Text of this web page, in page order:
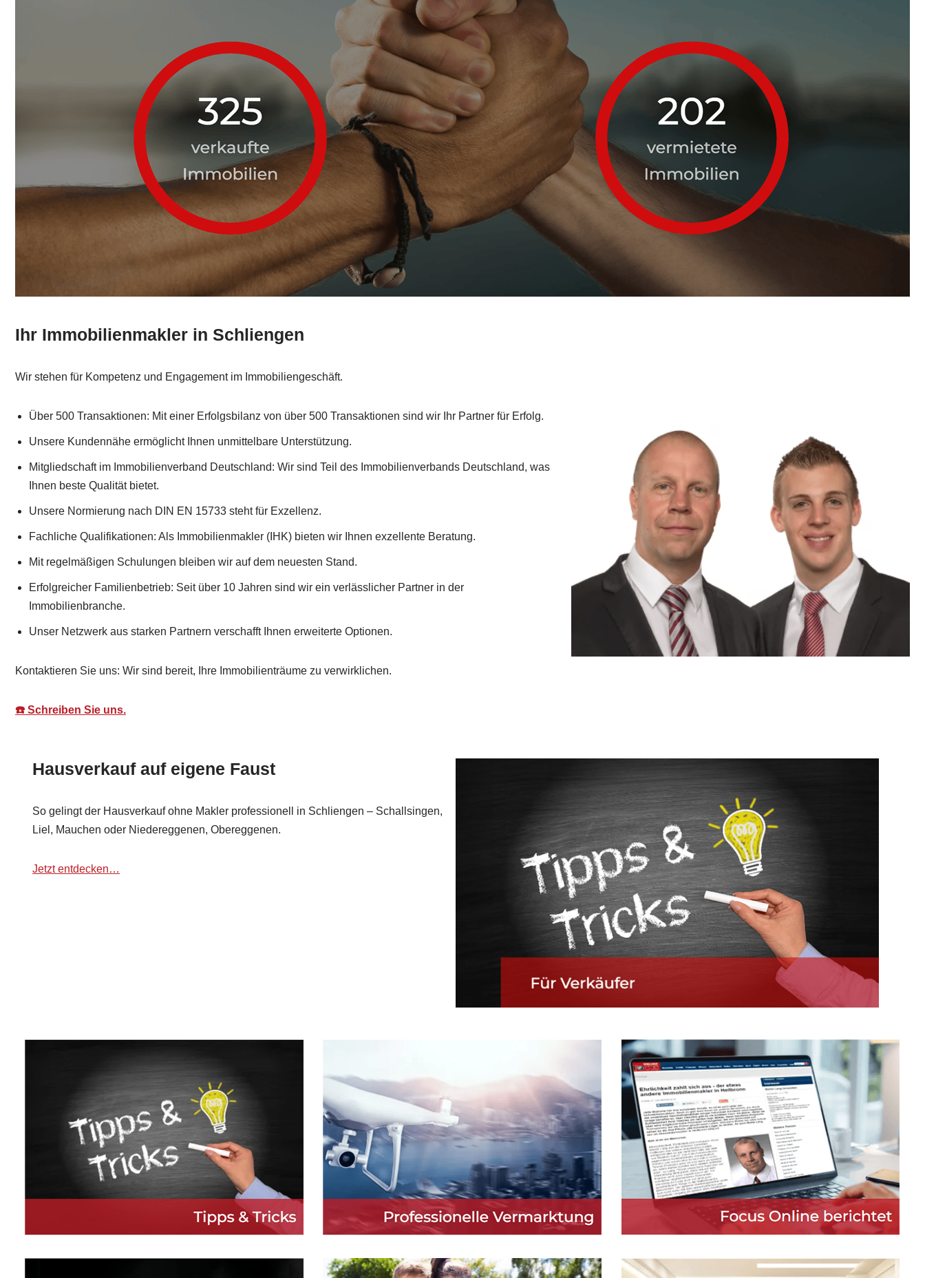
Ihr Immobilienmakler in Schliengen
Wir stehen für Kompetenz und Engagement im Immobiliengeschäft.
Über 500 Transaktionen: Mit einer Erfolgsbilanz von über 500 Transaktionen sind wir Ihr Partner für Erfolg.
Unsere Kundennähe ermöglicht Ihnen unmittelbare Unterstützung.
Mitgliedschaft im Immobilienverband Deutschland: Wir sind Teil des Immobilienverbands Deutschland, was
Ihnen beste Qualität bietet.
Unsere Normierung nach DIN EN 15733 steht für Exzellenz.
Fachliche Qualifikationen: Als Immobilienmakler (IHK) bieten wir Ihnen exzellente Beratung.
Mit regelmäßigen Schulungen bleiben wir auf dem neuesten Stand.
Erfolgreicher Familienbetrieb: Seit über 10 Jahren sind wir ein verlässlicher Partner in der
Immobilienbranche.
Unser Netzwerk aus starken Partnern verschafft Ihnen erweiterte Optionen.
Kontaktieren Sie uns: Wir sind bereit, Ihre Immobilienträume zu verwirklichen.
☎️ Schreiben Sie uns.
Hausverkauf auf eigene Faust
So gelingt der Hausverkauf ohne Makler professionell in Schliengen – Schallsingen,
Liel, Mauchen oder Niedereggenen, Obereggenen.
Jetzt entdecken…